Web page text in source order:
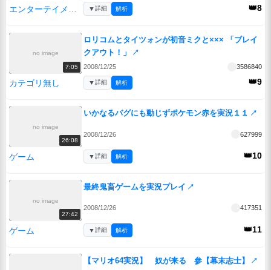
👑8
▼詳細 解析
no image
7:05
ロリコムとタイツォンが初音ミクと××× 「ブレイ
クアウト！」
↗
2008/12/25 3586840
カテゴリ無し 👑9
▼詳細 解析
no image
26:08
いかなるバグにも動じずポケモン赤を実況１１ ↗
2008/12/26 627999
ゲーム 👑10
▼詳細 解析
no image
27:42
最終鬼畜ゲームを実況プレイ ↗
2008/12/26 417351
ゲーム 👑11
▼詳細 解析
【マリオ64実況】 奴が来る 参【幕末志士】 ↗